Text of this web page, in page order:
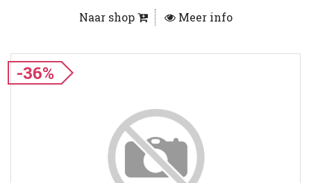
Naar shop Meer info
-36%